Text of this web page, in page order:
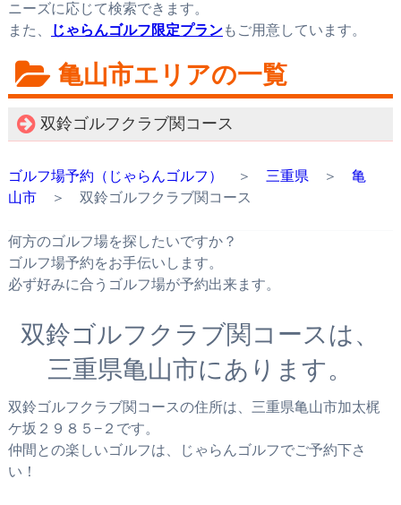
ニーズに応じて検索できます。
また、
じゃらんゴルフ限定プランもご用意しています。
亀山市エリアの一覧
双鈴ゴルフクラブ関コース
ゴルフ場予約（じゃらんゴルフ） ＞ 三重県 ＞ 亀
山市＞ 双鈴ゴルフクラブ関コース
何方のゴルフ場を探したいですか？
ゴルフ場予約をお手伝いします。
必ず好みに合うゴルフ場が予約出来ます。
双鈴ゴルフクラブ関コースは、
三重県亀山市にあります。
双鈴ゴルフクラブ関コースの住所は、三重県亀山市加太梶
ケ坂２９８５−２です。
仲間との楽しいゴルフは、じゃらんゴルフでご予約下さ
い！